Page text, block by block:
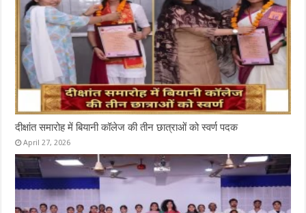
दीक्षांत समारोह में बियानी कॉलेज की तीन छात्राओं को स्वर्ण पदक
April 27, 2026